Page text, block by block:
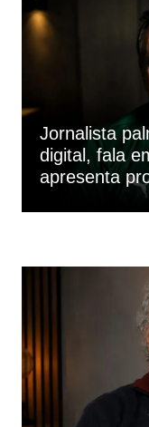
Jornalista
digital, fala
apresenta